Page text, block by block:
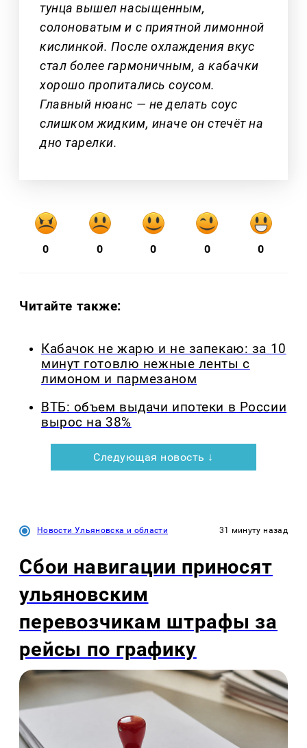
тунца вышел насыщенным,
солоноватым и с приятной лимонной
кислинкой. После охлаждения вкус
стал более гармоничным, а кабачки
хорошо пропитались соусом.
Главный нюанс — не делать соус
слишком жидким, иначе он стечёт на
дно тарелки.
0 0 0 0 0
Читайте также:
Кабачок не жарю и не запекаю: за 10
минут готовлю нежные ленты с
лимоном и пармезаном
ВТБ: объем выдачи ипотеки в России
вырос на 38%
Следующая новость ↓
Новости Ульяновска и области 31 минуту назад
Сбои навигации приносят
ульяновским
перевозчикам штрафы за
рейсы по графику